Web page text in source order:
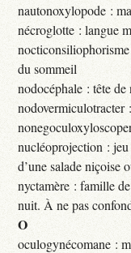
nautonoxylopode :
nécroglotte : langue
du sommeil
nodocéphale : tête de
nodovermiculotracter
nucléoprojection :
d’une salade niçoise
nyctamère : famille
nuit. À ne pas
O
oculogynécomane :